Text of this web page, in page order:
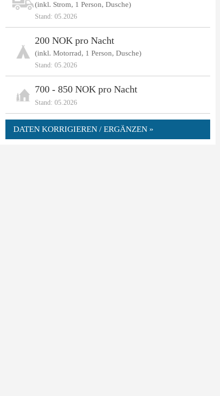
(inkl. Strom, 1 Person, Dusche)
Stand: 05.2026
200 NOK pro Nacht
(inkl. Motorrad, 1 Person, Dusche)
Stand: 05.2026
700 - 850 NOK pro Nacht
Stand: 05.2026
DATEN KORRIGIEREN / ERGÄNZEN »